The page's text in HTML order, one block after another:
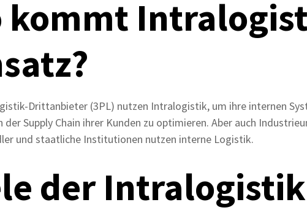
kommt
Drittanbieter (3PL) nutzen Intralogistik, um ihre internen
Supply Chain ihrer Kunden zu optimieren. Aber auch
und staatliche Institutionen nutzen interne Logistik.
der Intralogistik